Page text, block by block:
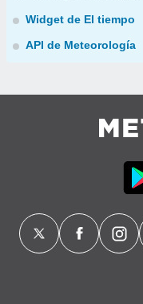
Widget de El tiempo
API de Meteorología